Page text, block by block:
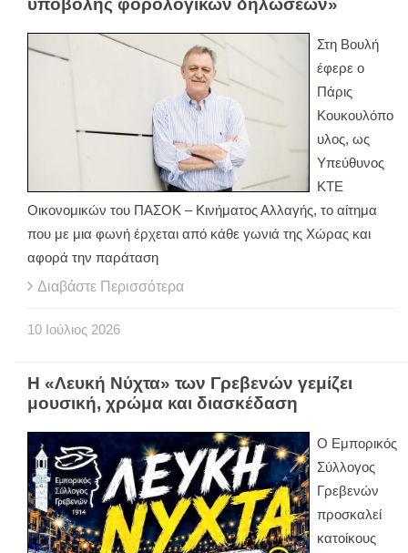
υποβολής φορολογικών δηλώσεων»
Στη Βουλή
έφερε ο
Πάρις
Κουκουλόπο
υλος, ως
Υπεύθυνος
ΚΤΕ
Οικονομικών του ΠΑΣΟΚ – Κινήματος Αλλαγής, το αίτημα
που με μια φωνή έρχεται από κάθε γωνιά της Χώρας και
αφορά την παράταση
Διαβάστε Περισσότερα
10 Ιούλιος 2026
Η «Λευκή Νύχτα» των Γρεβενών γεμίζει
μουσική, χρώμα και διασκέδαση
Ο Εμπορικός
Σύλλογος
Γρεβενών
προσκαλεί
κατοίκους